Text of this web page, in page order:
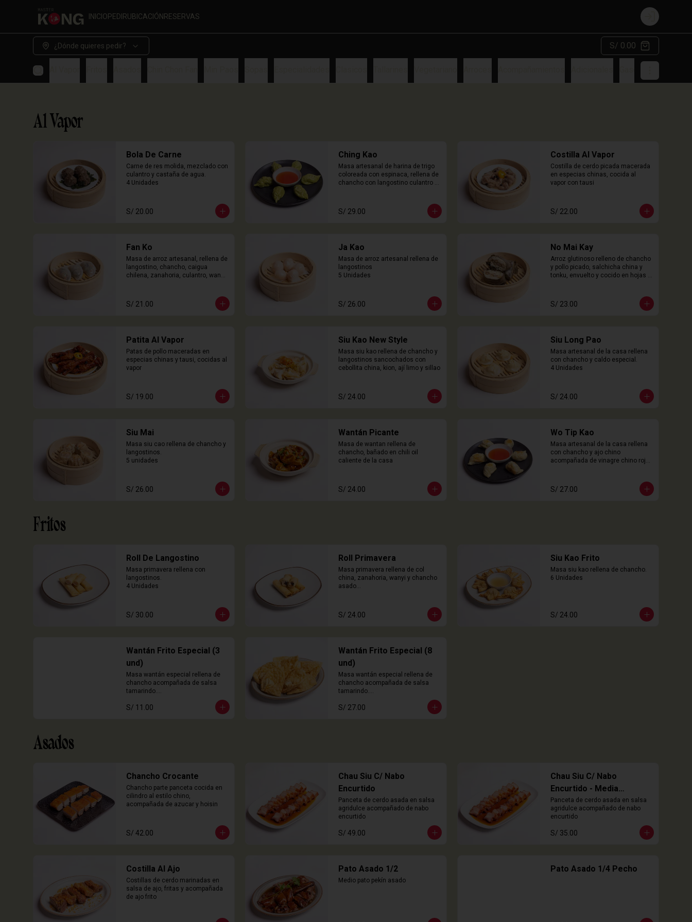
INICIOPEDIRUBICACIÓN RESERVAS
Login
¿Dónde quieres pedir? S/ 0.00
Al Vapor
Bola De Carne
Carne de res molida, mezclado con
culantro y castaña de agua.
4 Unidades
S/ 20.00
Ching Kao
Masa artesanal de harina de trigo
coloreada con espinaca, rellena de
chancho con langostino culantro y
S/ 29.00
Costilla Al Vapor
Costilla de cerdo picada macerada
en especias chinas, cocida al
vapor con tausi
S/ 22.00
Fan Ko
Masa de arroz artesanal, rellena de
langostino, chancho, caigua
chilena, zanahoria, culantro, wanyi.
S/ 21.00
Ja Kao
Masa de arroz artesanal rellena de
langostinos
5 Unidades
S/ 26.00
No Mai Kay
Arroz glutinoso relleno de chancho
y pollo picado, salchicha china y
tonku, envuelto y cocido en hojas
S/ 23.00
Patita Al Vapor
Patas de pollo maceradas en
especias chinas y tausi, cocidas al
vapor
S/ 19.00
Siu Kao New Style
Masa siu kao rellena de chancho y
langostinos sancochados con
cebollita china, kion, ají limo y sillao
S/ 24.00
Siu Long Pao
Masa artesanal de la casa rellena
con chancho y caldo especial.
4 Unidades
S/ 24.00
Siu Mai
Masa siu cao rellena de chancho y
langostinos.
5 unidades
S/ 26.00
Wantán Picante
Masa de wantan rellena de
chancho, bañado en chili oil
caliente de la casa
S/ 24.00
Wo Tip Kao
Masa artesanal de la casa rellena
con chancho y ajo chino
acompañada de vinagre chino rojo.
S/ 27.00
Fritos
Roll De Langostino
Masa primavera rellena con
langostinos.
4 Unidades
S/ 30.00
Roll Primavera
Masa primavera rellena de col
china, zanahoria, wanyi y chancho
asado
S/ 24.00
Siu Kao Frito
Masa siu kao rellena de chancho.
6 Unidades
S/ 24.00
Wantán Frito Especial (3
und)
Masa wantán especial rellena de
chancho acompañada de salsa
tamarindo.
S/ 11.00
Wantán Frito Especial (8
und)
Masa wantán especial rellena de
chancho acompañada de salsa
tamarindo.
S/ 27.00
Asados
Chancho Crocante
Chancho parte panceta cocida en
cilindro al estilo chino,
acompañada de azucar y hoisin
S/ 42.00
Chau Siu C/ Nabo
Encurtido
Panceta de cerdo asada en salsa
agridulce acompañado de nabo
encurtido
S/ 49.00
Chau Siu C/ Nabo
Encurtido - Media
Porción
Panceta de cerdo asada en salsa
agridulce acompañado de nabo
encurtido
S/ 35.00
Costilla Al Ajo
Costillas de cerdo marinadas en
salsa de ajo, fritas y acompañada
de ajo frito
Pato Asado 1/2
Medio pato pekín asado
Pato Asado 1/4 Pecho